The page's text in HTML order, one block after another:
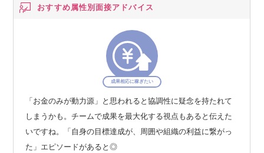
おすすめ属性別面接アドバイス
成果相応に稼ぎたい
「お金のみが動力源」と思われると協調性に疑念を持たれて
しまうかも。チームで成果を最大化する視点もあると伝えた
いですね。「自身の目標達成が、周囲や組織の利益に繋がっ
た」エピソードがあると◎